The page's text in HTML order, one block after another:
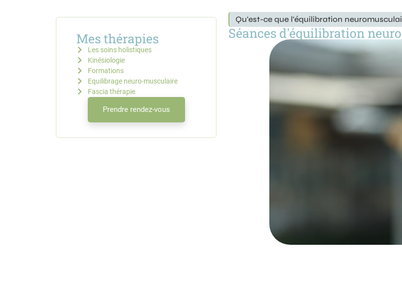
Mes thérapies
Les soins holistiques
Kinésiologie
Formations
Equilibrage neuro-musculaire
Fascia thérapie
Prendre rendez-vous
Qu'est-ce que l'équilibration
Séances d'équilibration